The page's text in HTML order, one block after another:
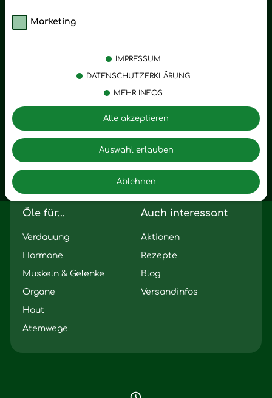
Marketing
IMPRESSUM
DATENSCHUTZERKLÄRUNG
MEHR INFOS
Ablehnen
Auswahl erlauben
Alle akzeptieren
Zuhause
Stress
Entspannung
Trauer
Romantik
Motivation
Seelischer Schlag
Öle für...
Verdauung
Hormone
Muskeln & Gelenke
Organe
Haut
Atemwege
Auch interessant
Aktionen
Rezepte
Blog
Versandinfos